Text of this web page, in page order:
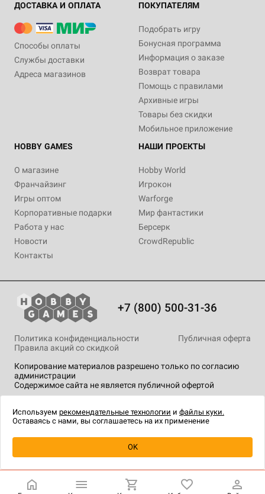
Уведомить о наличии
ДОСТАВКА И ОПЛАТА
Способы оплаты
Службы доставки
Адреса магазинов
ПОКУПАТЕЛЯМ
Подобрать игру
Бонусная программа
Информация о заказе
Возврат товара
Помощь с правилами
Архивные игры
Товары без скидки
Мобильное приложение
HOBBY GAMES
О магазине
Франчайзинг
Игры оптом
Корпоративные подарки
Работа у нас
Новости
Контакты
НАШИ ПРОЕКТЫ
Hobby World
Игрокон
Warforge
Мир фантастики
Берсерк
CrowdRepublic
+7 (800) 500-31-36
Копирование материалов разрешено только по согласию
администрации
Содержимое сайта не является публичной офертой
Политика конфиденциальности
Публичная оферта
Правила акций со скидкой
технологии.
Используем рекомендательные технологии и файлы куки.
Оставаясь с нами, вы соглашаетесь на их применение
OK